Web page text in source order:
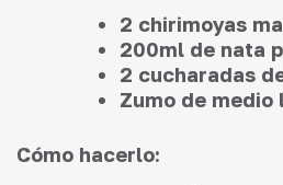
2 chirimoyas
200ml de nata
2 cucharadas
Zumo de medio
Cómo hacerlo: